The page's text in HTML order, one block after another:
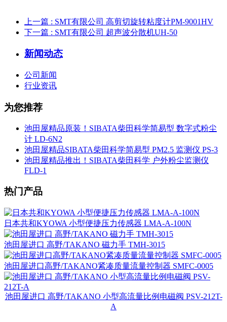
上一篇 : SMT有限公司 高剪切旋转粘度计PM-9001HV
下一篇 : SMT有限公司 超声波分散机UH-50
新闻动态
公司新闻
行业资讯
为您推荐
池田屋精品原装！SIBATA柴田科学简易型 数字式粉尘
计 LD-6N2
池田屋精品SIBATA柴田科学简易型 PM2.5 监测仪 PS-3
池田屋精品推出！SIBATA柴田科学 户外粉尘监测仪
FLD-1
热门产品
日本共和KYOWA 小型便捷压力传感器 LMA-A-100N
池田屋进口 高野/TAKANO 磁力手 TMH-3015
池田屋进口高野/TAKANO紧凑质量流量控制器 SMFC-0005
池田屋进口 高野/TAKANO 小型高流量比例电磁阀 PSV-212T-
A